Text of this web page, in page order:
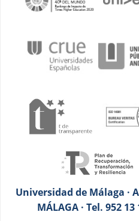
Universidad de Málaga ·
MÁLAGA · Tel. 952